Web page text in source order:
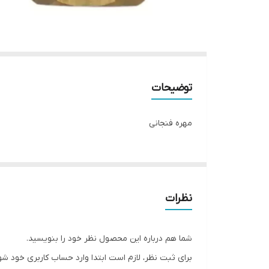
توضیحات
مهره فنجانی
نظرات
شما هم درباره این محصول نظر خود را بنویسید.
برای ثبت نظر، لازم است ابتدا وارد حساب کاربری خود